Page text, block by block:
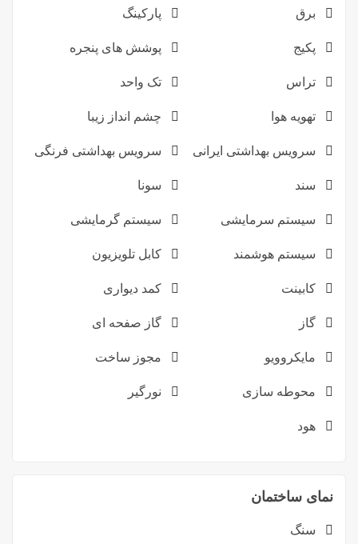
برق پارکینگ
پکیج پوشش های پنجره
تراس تک واحد
تهویه هوا چشم انداز زیبا
سرویس بهداشتی ایرانی سرویس بهداشتی فرنگی
سند سونا
سیستم سرمایشی سیستم گرمایشی
سیستم هوشمند کابل تلویزیون
کابینت کمد دیواری
گاز گاز صفحه ای
مایکروویو مجوز ساخت
محوطه سازی نورگیر
هود
نمای ساختمان
سنگ